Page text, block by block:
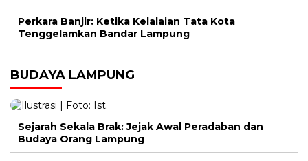
Perkara Banjir: Ketika Kelalaian Tata Kota
Tenggelamkan Bandar Lampung
BUDAYA LAMPUNG
Sejarah Sekala Brak: Jejak Awal Peradaban dan
Budaya Orang Lampung